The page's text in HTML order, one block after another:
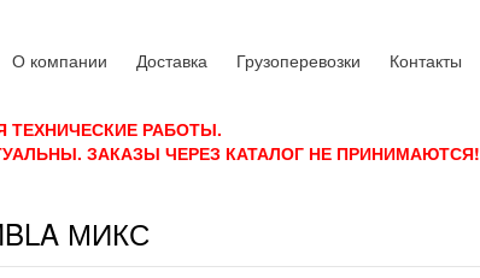
О компании Доставка Грузоперевозки Контакты
ТЕХНИЧЕСКИЕ РАБОТЫ.
ЗАКАЗЫ ЧЕРЕЗ КАТАЛОГ НЕ ПРИНИМАЮТСЯ!
МИКС